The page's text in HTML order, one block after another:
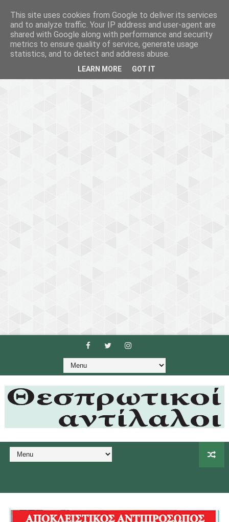
This site uses cookies from Google to deliver its services
and to analyze traffic. Your IP address and user-agent are
shared with Google along with performance and security
metrics to ensure quality of service, generate usage
statistics, and to detect and address abuse.
LEARN MORE GOT IT